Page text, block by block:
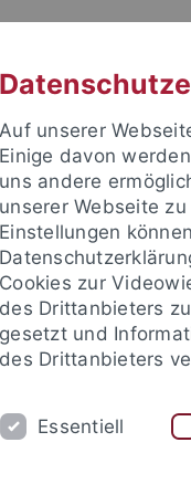
Auf unserer
Einige davon
uns andere
unserer Webseite
Einstellungen
Cookies zur
des Drittanbieters
gesetzt und
des Drittanbieters
Essentiell